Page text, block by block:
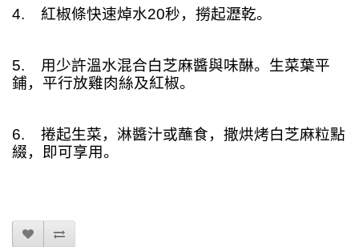
4. 紅椒條快速焯水20秒，撈起瀝乾。
5. 用少許溫水混合白芝麻醬與味醂。生菜葉平
鋪，平行放雞肉絲及紅椒。
6. 捲起生菜，淋醬汁或蘸食，撒烘烤白芝麻粒點
綴，即可享用。